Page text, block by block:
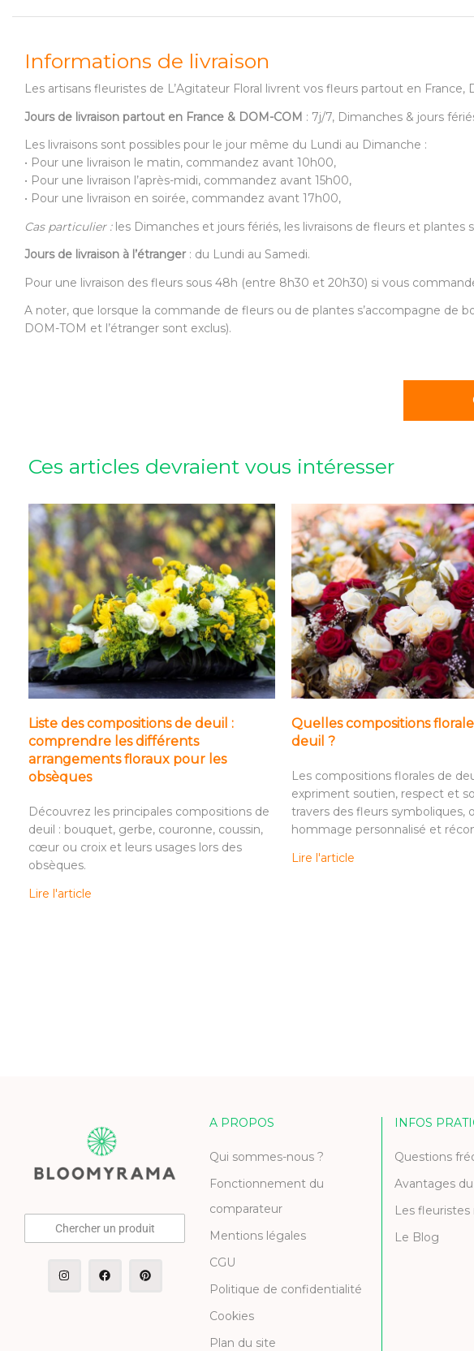
Informations de livraison
Les artisans fleuristes de L’Agitateur Floral livrent vos fleurs partout en France,
Jours de livraison partout en France & DOM-COM : 7j/7, Dimanches & jours
Les livraisons sont possibles pour le jour même du Lundi au Dimanche :
• Pour une livraison le matin, commandez avant 10h00,
• Pour une livraison l’après-midi, commandez avant 15h00,
• Pour une livraison en soirée, commandez avant 17h00,
Cas particulier :les Dimanches et jours fériés, les livraisons de fleurs et
Jours de livraison à l’étranger : du Lundi au Samedi.
Pour une livraison des fleurs sous 48h (entre 8h30 et 20h30) si vous
A noter, que lorsque la commande de fleurs ou de plantes s’accompagne de
DOM-TOM et l’étranger sont exclus).
Ces articles devraient vous intéresser
Liste des compositions de deuil :
comprendre les différents
arrangements floraux pour les
obsèques
Découvrez les principales compositions de
deuil : bouquet, gerbe, couronne, coussin,
cœur ou croix et leurs usages lors des
obsèques.
Lire l'article
Quelles compositions
deuil ?
Les compositions florales de
expriment soutien, respect et
travers des fleurs symboliques,
hommage personnalisé et
Lire l'article
Chercher un produit
A PROPOS
Qui sommes-nous ?
Fonctionnement du
comparateur
Mentions légales
CGU
Politique de confidentialité
Cookies
Plan du site
INFOS
Questions
Avantages
Les
Le Blog